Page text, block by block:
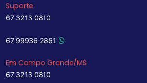
Suporte
67 3213 0810
67 99936 2861
Em Campo Grande/MS
67 3213 0810